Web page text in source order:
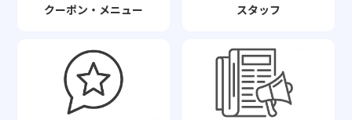
クーポン・メニュー スタッフ